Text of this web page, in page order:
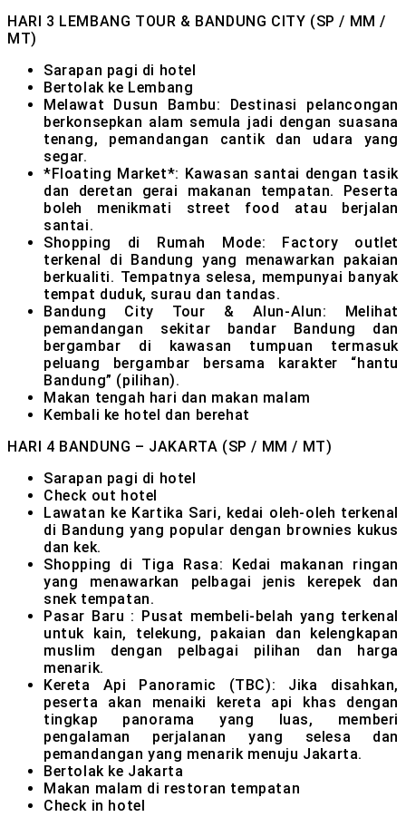
HARI 3 LEMBANG TOUR & BANDUNG CITY (SP / MM /
MT)
Sarapan pagi di hotel
Bertolak ke Lembang
Melawat Dusun Bambu: Destinasi pelancongan
berkonsepkan alam semula jadi dengan suasana
tenang, pemandangan cantik dan udara yang
segar.
*Floating Market*: Kawasan santai dengan tasik
dan deretan gerai makanan tempatan. Peserta
boleh menikmati street food atau berjalan
santai.
Shopping di Rumah Mode: Factory outlet
terkenal di Bandung yang menawarkan pakaian
berkualiti. Tempatnya selesa, mempunyai banyak
tempat duduk, surau dan tandas.
Bandung City Tour & Alun-Alun: Melihat
pemandangan sekitar bandar Bandung dan
bergambar di kawasan tumpuan termasuk
peluang bergambar bersama karakter “hantu
Bandung” (pilihan).
Makan tengah hari dan makan malam
Kembali ke hotel dan berehat
HARI 4 BANDUNG – JAKARTA (SP / MM / MT)
Sarapan pagi di hotel
Check out hotel
Lawatan ke Kartika Sari, kedai oleh-oleh terkenal
di Bandung yang popular dengan brownies kukus
dan kek.
Shopping di Tiga Rasa: Kedai makanan ringan
yang menawarkan pelbagai jenis kerepek dan
snek tempatan.
Pasar Baru : Pusat membeli-belah yang terkenal
untuk kain, telekung, pakaian dan kelengkapan
muslim dengan pelbagai pilihan dan harga
menarik.
Kereta Api Panoramic (TBC): Jika disahkan,
peserta akan menaiki kereta api khas dengan
tingkap panorama yang luas, memberi
pengalaman perjalanan yang selesa dan
pemandangan yang menarik menuju Jakarta.
Bertolak ke Jakarta
Makan malam di restoran tempatan
Check in hotel